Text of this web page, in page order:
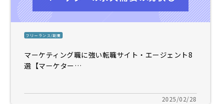
フリーランス/副業
マーケティング職に強い転職サイト・エージェント8
選【マーケター…
2025/02/28